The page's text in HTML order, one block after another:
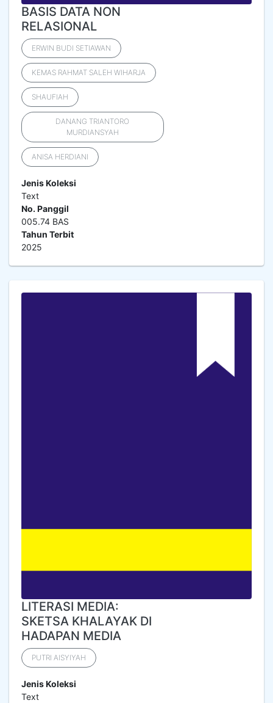
BASIS DATA NON
RELASIONAL
ERWIN BUDI SETIAWAN
KEMAS RAHMAT SALEH WIHARJA
SHAUFIAH
DANANG TRIANTORO
MURDIANSYAH
ANISA HERDIANI
Jenis Koleksi
Text
No. Panggil
005.74 BAS
Tahun Terbit
2025
LITERASI MEDIA:
SKETSA KHALAYAK DI
HADAPAN MEDIA
PUTRI AISYIYAH
Jenis Koleksi
Text